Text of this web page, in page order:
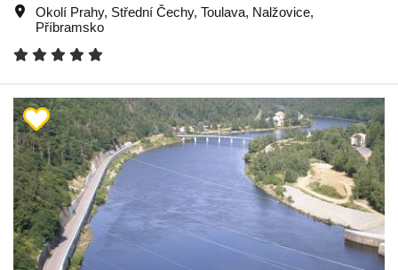
Okolí Prahy, Střední Čechy, Toulava, Nalžovice,
Příbramsko